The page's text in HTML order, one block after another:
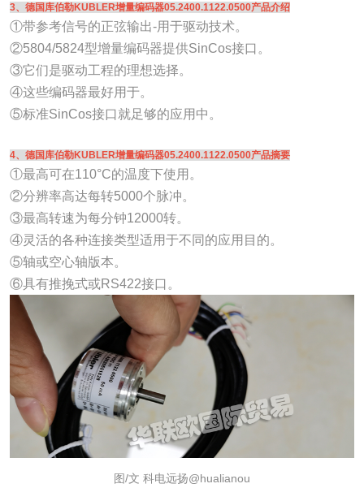
3、德国库伯勒KUBLER增量编码器05.2400.1122.0500产品介绍
①带参考信号的正弦输出-用于驱动技术。
②5804/5824型增量编码器提供SinCos接口。
③它们是驱动工程的理想选择。
④这些编码器最好用于。
⑤标准SinCos接口就足够的应用中。
4、德国库伯勒KUBLER增量编码器05.2400.1122.0500产品摘要
①最高可在110°C的温度下使用。
②分辨率高达每转5000个脉冲。
③最高转速为每分钟12000转。
④灵活的各种连接类型适用于不同的应用目的。
⑤轴或空心轴版本。
⑥具有推挽式或RS422接口。
图/文 科电远扬@hualianou